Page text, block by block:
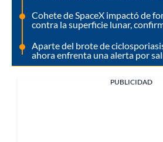
Cohete de SpaceX impactó de
contra la superficie lunar,
Aparte del brote de
ahora enfrenta una alerta por
PUBLICIDAD